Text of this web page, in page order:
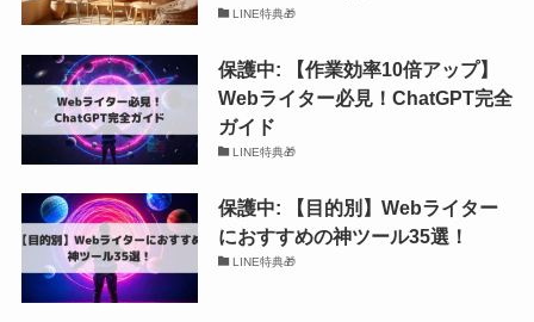
LINE特典🎁
保護中: 【作業効率10倍アップ】
Webライター必見！ChatGPT完全
ガイド
LINE特典🎁
保護中: 【目的別】Webライター
におすすめの神ツール35選！
LINE特典🎁